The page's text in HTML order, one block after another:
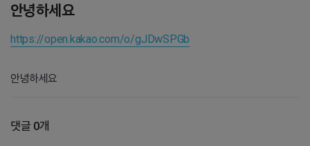
안녕하세요
https://open.kakao.com/o/gJDwSPGb
안녕하세요
댓글 0개